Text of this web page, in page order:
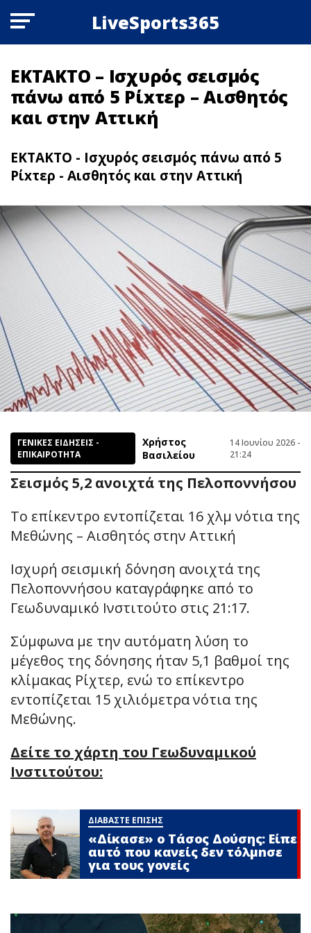
LiveSports365
ΕΚΤΑΚΤΟ – Ισχυρός σεισμός
πάνω από 5 Pίxτερ – Αισθητός
και στην Αττική
ΕΚΤΑΚΤΟ - Ισχυρός σεισμός πάνω από 5
Pίxτερ - Αισθητός και στην Αττική
ΓΕΝΙΚΕΣ ΕΙΔΗΣΕΙΣ -
ΕΠΙΚΑΙΡΟΤΗΤΑ
Χρήστος
Βασιλείου
14 Ιουνίου 2026 -
21:24
Σεισμός 5,2 ανοιχτά της Πελοποννήσου
Το επίκεντρο εντοπίζεται 16 χλμ νότια της
Μεθώνης – Αισθητός στην Αττική
Ισχυρή σεισμική δόνηση ανοιχτά της
Πελοποννήσου καταγράφηκε από το
Γεωδυναμικό Ινστιτούτο στις 21:17.
Σύμφωνα με την αυτόματη λύση το
μέγεθος της δόνησης ήταν 5,1 βαθμοί της
κλίμακας Ρίχτερ, ενώ το επίκεντρο
εντοπίζεται 15 χιλιόμετρα νότια της
Μεθώνης.
Δείτε το χάρτη του Γεωδυναμικού
Ινστιτούτου:
ΔΙΑΒΑΣΤΕ ΕΠΙΣΗΣ
«Δίκασε» ο Τάσος Δούσης: Είπε
αuτό που κανείς δεν τόλμnσε
για τους γονείς